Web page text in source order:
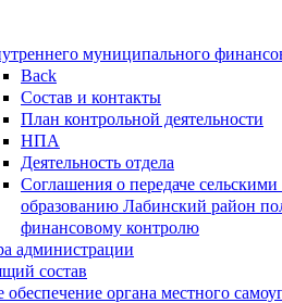
муниципального
Back
Состав и контакты
План контрольной деятельности
НПА
Деятельность отдела
Соглашения о передаче
образованию Лабинский район
финансовому контролю
администрации
состав
обеспечение органа местного